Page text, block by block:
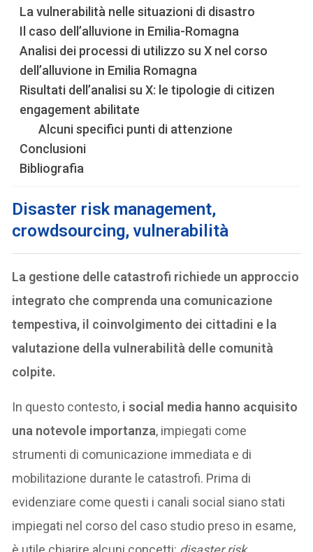
La vulnerabilità nelle situazioni di disastro
Il caso dell’alluvione in Emilia-Romagna
Analisi dei processi di utilizzo su X nel corso
dell’alluvione in Emilia Romagna
Risultati dell’analisi su X: le tipologie di citizen
engagement abilitate
Alcuni specifici punti di attenzione
Conclusioni
Bibliografia
Disaster risk management,
crowdsourcing, vulnerabilità
La gestione delle catastrofi richiede un approccio
integrato che comprenda una comunicazione
tempestiva, il coinvolgimento dei cittadini e la
valutazione della vulnerabilità delle comunità
colpite.
In questo contesto, i social media hanno acquisito
una notevole importanza, impiegati come
strumenti di comunicazione immediata e di
mobilitazione durante le catastrofi. Prima di
evidenziare come questi i canali social siano stati
impiegati nel corso del caso studio preso in esame,